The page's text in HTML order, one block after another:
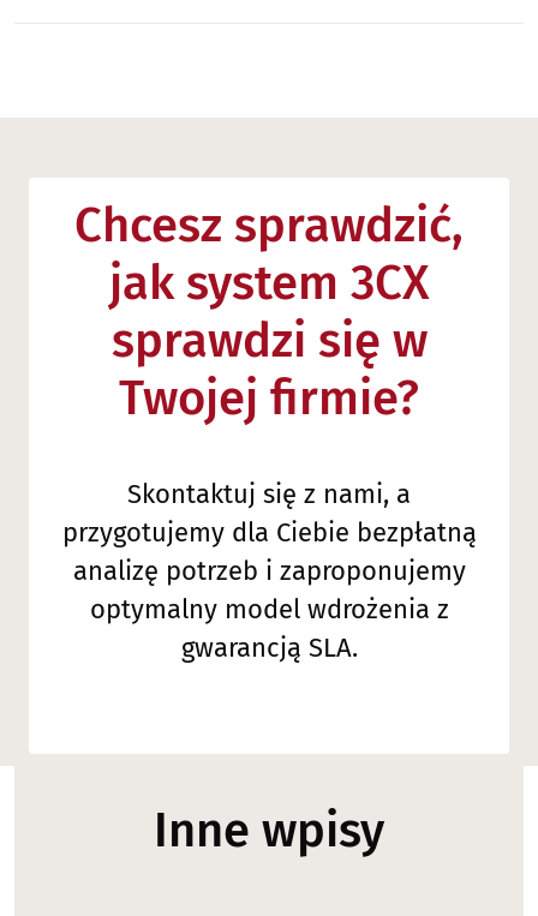
Chcesz sprawdzić,
jak system 3CX
sprawdzi się w
Twojej firmie?
Skontaktuj się z nami, a
przygotujemy dla Ciebie bezpłatną
analizę potrzeb i zaproponujemy
optymalny model wdrożenia z
gwarancją SLA.
Inne wpisy